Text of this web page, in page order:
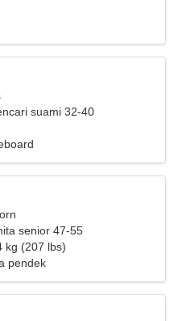
suami 32-40
senior 47-55
kg (207 lbs)
pendek